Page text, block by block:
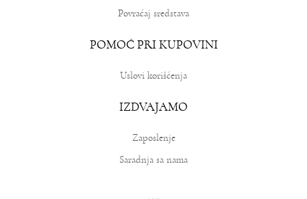
Povraćaj sredstava
POMOĆ PRI KUPOVINI
Uslovi korišćenja
IZDVAJAMO
Zaposlenje
Saradnja sa nama